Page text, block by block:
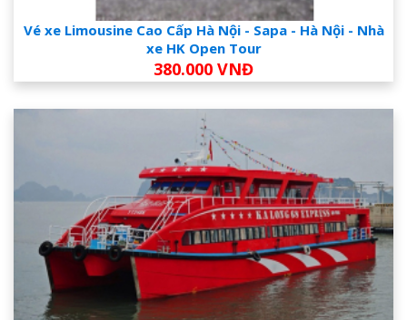
Vé xe Limousine Cao Cấp Hà Nội - Sapa - Hà Nội - Nhà
xe HK Open Tour
380.000 VNĐ